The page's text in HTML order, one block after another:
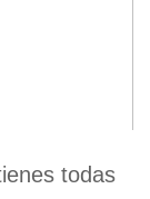
todas